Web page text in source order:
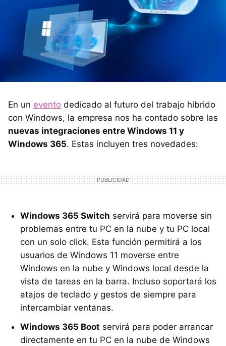
En un evento dedicado al futuro del trabajo hibrido
con Windows, la empresa nos ha contado sobre las
nuevas integraciones entre Windows 11 y
Windows 365. Estas incluyen tres novedades:
Windows 365 Switch servirá para moverse sin
problemas entre tu PC en la nube y tu PC local
con un solo click. Esta función permitirá a los
usuarios de Windows 11 moverse entre
Windows en la nube y Windows local desde la
vista de tareas en la barra. Incluso soportará los
atajos de teclado y gestos de siempre para
intercambiar ventanas.
Windows 365 Boot servirá para poder arrancar
directamente en tu PC en la nube de Windows